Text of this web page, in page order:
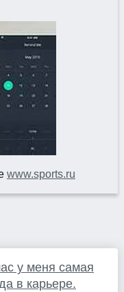
www.sports.ru
у меня самая
в карьере.